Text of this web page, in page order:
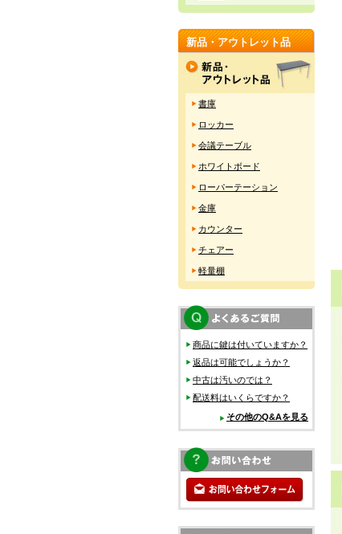
新品・アウトレット品
書庫
ロッカー
会議テーブル
ホワイトボード
ローパーテーション
金庫
カウンター
チェアー
軽量棚
商品に鍵は付いていますか？
返品は可能でしょうか？
中古は汚いのでは？
配送料はいくらですか？
その他のQ&Aを見る